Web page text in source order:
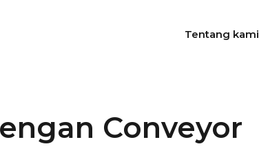
Tentang kami
Conveyor